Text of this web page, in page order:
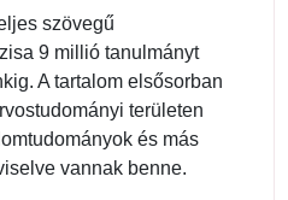
szövegű
9 millió tanulmányt
A tartalom elsősorban
területen
és más
vannak benne.